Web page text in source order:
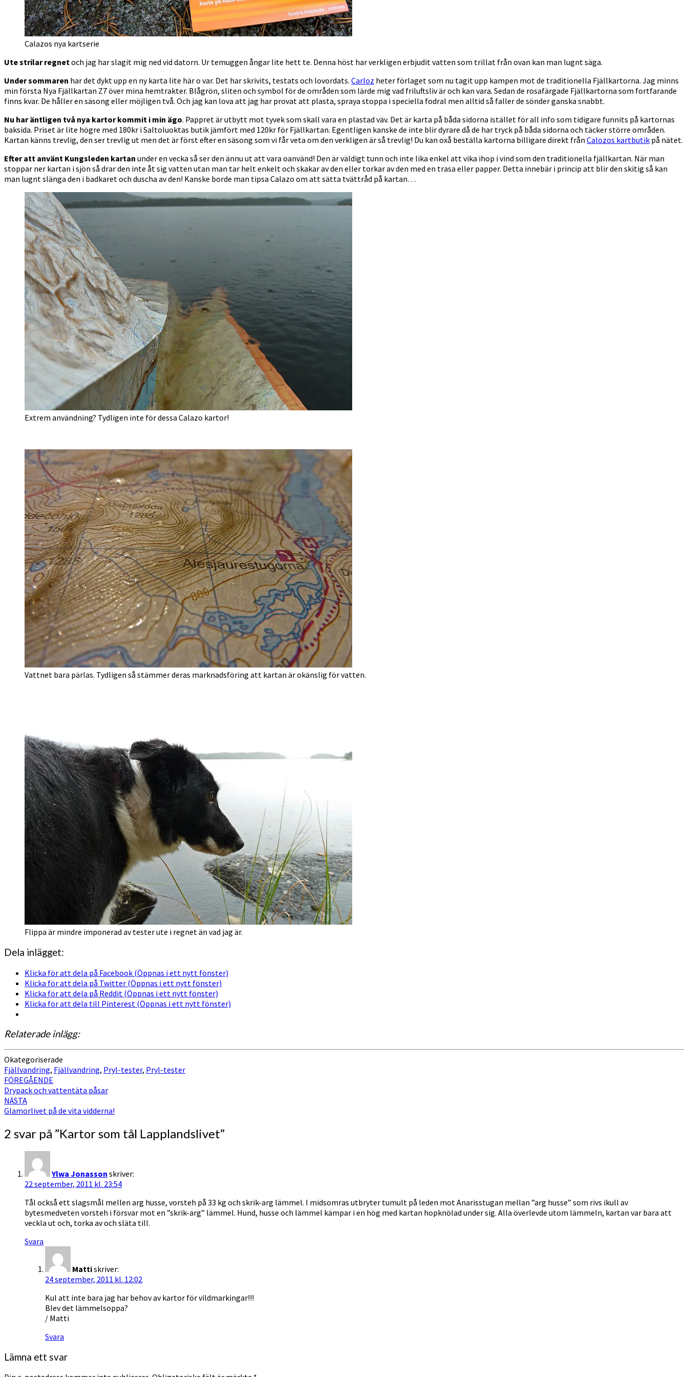
Calazos nya kartserie
Ute strilar regnetoch jag har slagit mig ned vid datorn. Ur temuggen ångar lite hett te. Denna höst har verkligen erbjudit vatten som trillat från ovan kan man lugnt säga.
Under sommaren har det dykt upp en ny karta lite här o var. Det har skrivits, testats och lovordats. Carloz heter förlaget som nu tagit upp kampen mot de traditionella Fjällkartorna. Jag minns
min första Nya Fjällkartan Z7 över mina hemtrakter. Blågrön, sliten och symbol för de områden som lärde mig vad friluftsliv är och kan vara. Sedan de rosafärgade Fjällkartorna som fortfarande
finns kvar. De håller en säsong eller möjligen två. Och jag kan lova att jag har provat att plasta, spraya stoppa i speciella fodral men alltid så faller de sönder ganska snabbt.
Nu har äntligen två nya kartor kommit i min ägo. Pappret är utbytt mot tyvek som skall vara en plastad väv. Det är karta på båda sidorna istället för all info som tidigare funnits på kartornas
baksida. Priset är lite högre med 180kr i Saltoluoktas butik jämfört med 120kr för Fjällkartan. Egentligen kanske de inte blir dyrare då de har tryck på båda sidorna och täcker större områden.
Kartan känns trevlig, den ser trevlig ut men det är först efter en säsong som vi får veta om den verkligen är så trevlig! Du kan oxå beställa kartorna billigare direkt från Calozos kartbutik på nätet.
Efter att använt Kungsleden kartan under en vecka så ser den ännu ut att vara oanvänd! Den är väldigt tunn och inte lika enkel att vika ihop i vind som den traditionella fjällkartan. När man
stoppar ner kartan i sjön så drar den inte åt sig vatten utan man tar helt enkelt och skakar av den eller torkar av den med en trasa eller papper. Detta innebär i princip att blir den skitig så kan
man lugnt slänga den i badkaret och duscha av den! Kanske borde man tipsa Calazo om att sätta tvättråd på kartan…
Extrem användning? Tydligen inte för dessa Calazo kartor!
Vattnet bara pärlas. Tydligen så stämmer deras marknadsföring att kartan är okänslig för vatten.
Flippa är mindre imponerad av tester ute i regnet än vad jag är.
Dela inlägget:
Klicka för att dela på Facebook (Öppnas i ett nytt fönster)
Klicka för att dela på Twitter (Öppnas i ett nytt fönster)
Klicka för att dela på Reddit (Öppnas i ett nytt fönster)
Klicka för att dela till Pinterest (Öppnas i ett nytt fönster)
Relaterade inlägg:
Okategoriserade
Fjällvandring, Fjällvandring, Pryl-tester, Pryl-tester
Inläggsnavigering
FÖREGÅENDE
Drypack och vattentäta påsar
NÄSTA
Glamorlivet på de vita vidderna!
2 svar på ”Kartor som tål Lapplandslivet”
Ylwa Jonasson skriver:
22 september, 2011 kl. 23:54
Tål också ett slagsmål mellen arg husse, vorsteh på 33 kg och skrik-arg lämmel. I midsomras utbryter tumult på leden mot Anarisstugan mellan ”arg husse” som rivs ikull av
bytesmedveten vorsteh i försvar mot en ”skrik-arg” lämmel. Hund, husse och lämmel kämpar i en hög med kartan hopknölad under sig. Alla överlevde utom lämmeln, kartan var bara att
veckla ut och, torka av och släta till.
Svara
Mattiskriver:
24 september, 2011 kl. 12:02
Kul att inte bara jag har behov av kartor för vildmarkingar!!!
Blev det lämmelsoppa?
/ Matti
Svara
Lämna ett svar